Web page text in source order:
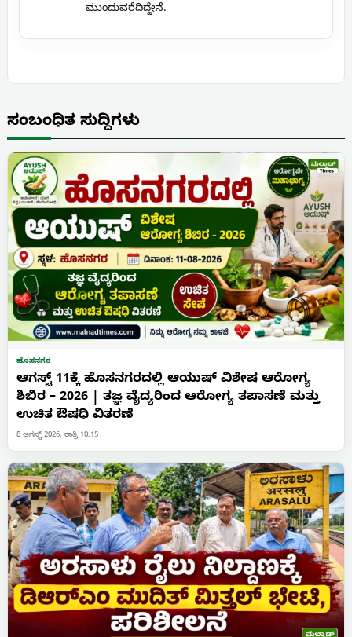
ಮುಂದುವರೆದಿದ್ದೇನೆ.
ಸಂಬಂಧಿತ ಸುದ್ದಿಗಳು
ಹೊಸನಗರ
ಆಗಸ್ಟ್ 11ಕ್ಕೆ ಹೊಸನಗರದಲ್ಲಿ ಆಯುಷ್ ವಿಶೇಷ ಆರೋಗ್ಯ
ಶಿಬಿರ – 2026 | ತಜ್ಞ ವೈದ್ಯರಿಂದ ಆರೋಗ್ಯ ತಪಾಸಣೆ ಮತ್ತು
ಉಚಿತ ಔಷಧಿ ವಿತರಣೆ
8 ಆಗಸ್ಟ್ 2026, ರಾತ್ರಿ 10:15